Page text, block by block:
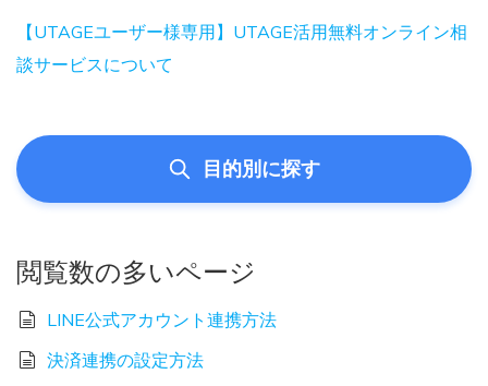
【UTAGEユーザー様専用】UTAGE活用無料オンライン相
談サービスについて
目的別に探す
閲覧数の多いページ
LINE公式アカウント連携方法
決済連携の設定方法